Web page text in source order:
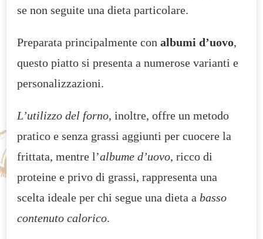
se non seguite una dieta particolare.
Preparata principalmente con albumi d’uovo,
questo piatto si presenta a numerose varianti e
personalizzazioni.
L’utilizzo del forno, inoltre, offre un metodo
pratico e senza grassi aggiunti per cuocere la
frittata, mentre l’albume d’uovo, ricco di
proteine e privo di grassi, rappresenta una
scelta ideale per chi segue una dieta a basso
contenuto calorico.